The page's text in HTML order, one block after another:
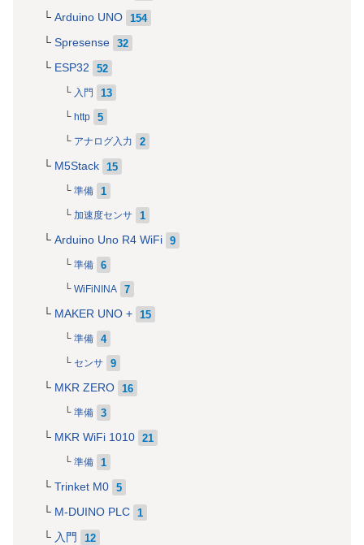
Arduino UNO 154
Spresense 32
ESP32 52
入門 13
http 5
アナログ入力 2
M5Stack 15
準備 1
加速度センサ 1
Arduino Uno R4 WiFi 9
準備 6
WiFiNINA 7
MAKER UNO + 15
準備 4
センサ 9
MKR ZERO 16
準備 3
MKR WiFi 1010 21
準備 1
Trinket M0 5
M-DUINO PLC 1
入門 12